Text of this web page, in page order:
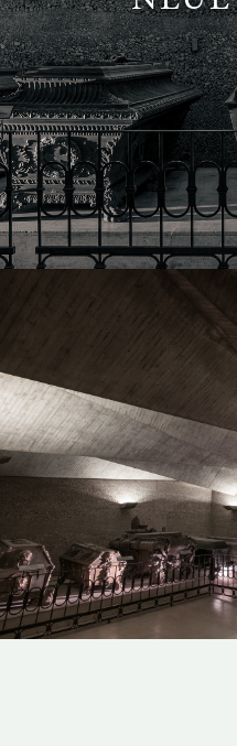
"Die Decke ist ein
Sichtbeton
aus: Die